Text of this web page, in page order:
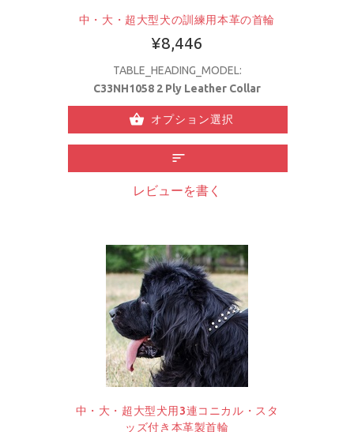
中・大・超大型犬の訓練用本革の首輪
¥8,446
TABLE_HEADING_MODEL:
C33NH1058 2 Ply Leather Collar
オプション選択
レビューを書く
中・大・超大型犬用3連コニカル・スタ
ッズ付き本革製首輪